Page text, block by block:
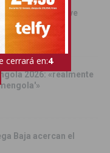
escenario del live
Disney
2026: «realmente
Baja acercan el
cerrará en:3